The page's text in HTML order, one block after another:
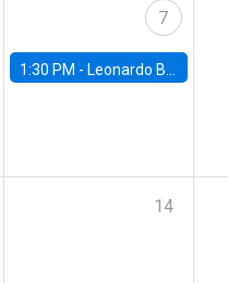
7
1:30 PM - Leonardo Basso, Universidad de Chile
14